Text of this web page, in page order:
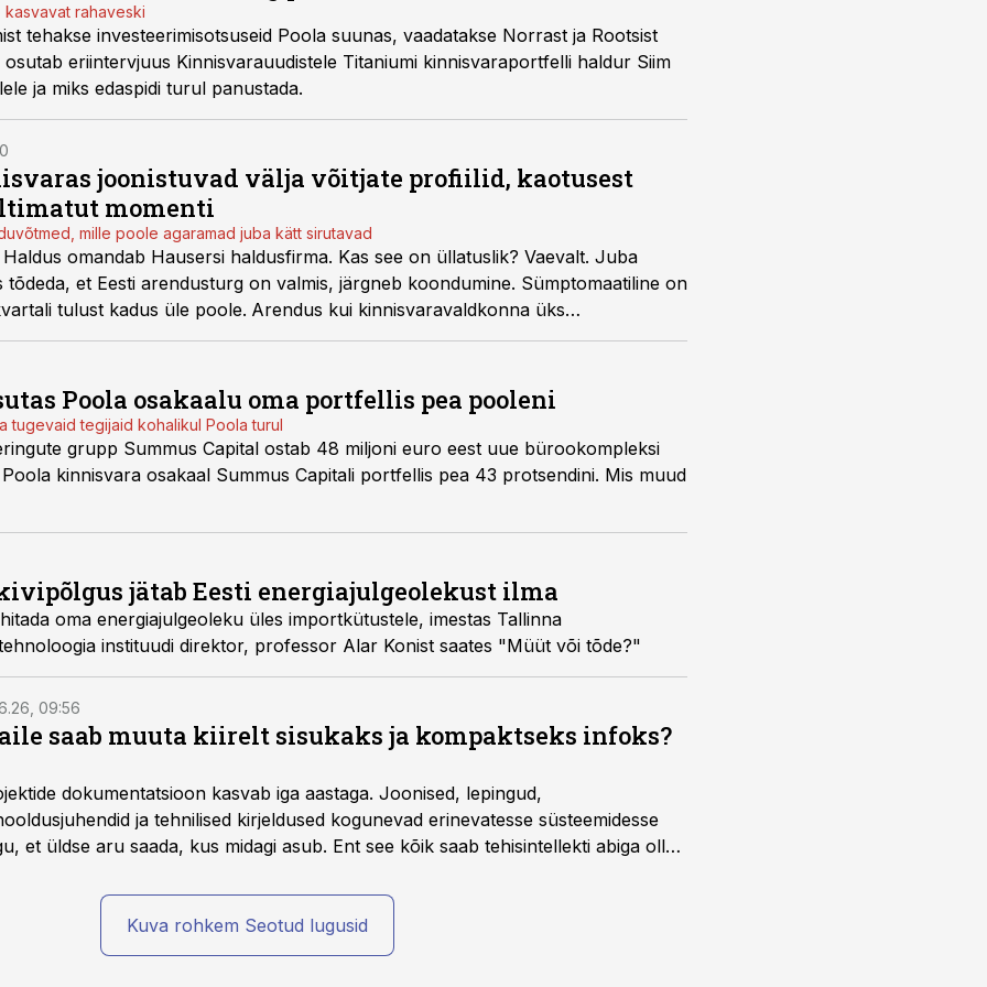
kasvavat rahaveski
tehakse investeerimisotsuseid Poola suunas, vaadatakse Norrast ja Rootsist
eriintervjuus Kinnisvarauudistele Titaniumi kinnisvaraportfelli haldur Siim
ja miks edaspidi turul panustada.
joonistuvad välja võitjate profiilid, kaotusest
momenti
mille poole agaramad juba kätt sirutavad
omandab Hausersi haldusfirma. Kas see on üllatuslik? Vaevalt. Juba
tõdeda, et Eesti arendusturg on valmis, järgneb koondumine. Sümptomaatiline on
tulust kadus üle poole. Arendus kui kinnisvaravaldkonna üks
määrab valdkonna edasise arengu. Kui uue pinna kasutussetulek kidub,
Poola osakaalu oma portfellis pea pooleni
tugevaid tegijaid kohalikul Poola turul
grupp Summus Capital ostab 48 miljoni euro eest uue bürookompleksi
kinnisvara osakaal Summus Capitali portfellis pea 43 protsendini. Mis muud
jätab Eesti energiajulgeolekust ilma
oma energiajulgeoleku üles importkütustele, imestas Tallinna
instituudi direktor, professor Alar Konist saates "Müüt või tõde?"
09:56
saab muuta kiirelt sisukaks ja kompaktseks infoks?
dokumentatsioon kasvab iga aastaga. Joonised, lepingud,
ja tehnilised kirjeldused kogunevad erinevatesse süsteemidesse
et üldse aru saada, kus midagi asub. Ent see kõik saab tehisintellekti abiga olla
Kuva rohkem Seotud lugusid